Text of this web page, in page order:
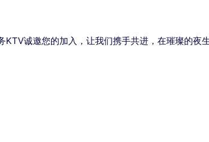
诚邀您的加入，让我们携手共进，在璀璨的夜